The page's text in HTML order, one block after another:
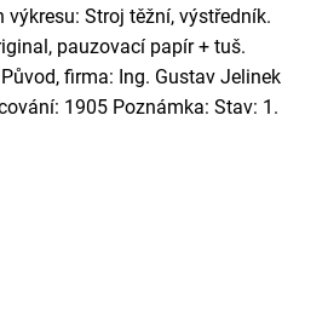
Stroj těžní, výstředník.
pauzovací papír + tuš.
firma: Ing. Gustav Jelinek
1905 Poznámka: Stav: 1.